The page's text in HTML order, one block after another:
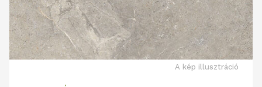
A kép illusztráció